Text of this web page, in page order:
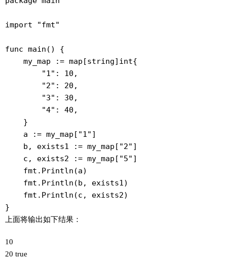
import "fmt"
func main() {
    my_map := map[string]int{
        "1": 10,
        "2": 20,
        "3": 30,
        "4": 40,
    }
    a := my_map["1"]
    b, exists1 := my_map["2"]
    c, exists2 := my_map["5"]
    fmt.Println(a)
    fmt.Println(b, exists1)
    fmt.Println(c, exists2)
}
上面将输出如下结果：
10
20 true